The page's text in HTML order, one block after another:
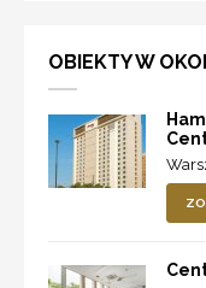
OBIEKTY W